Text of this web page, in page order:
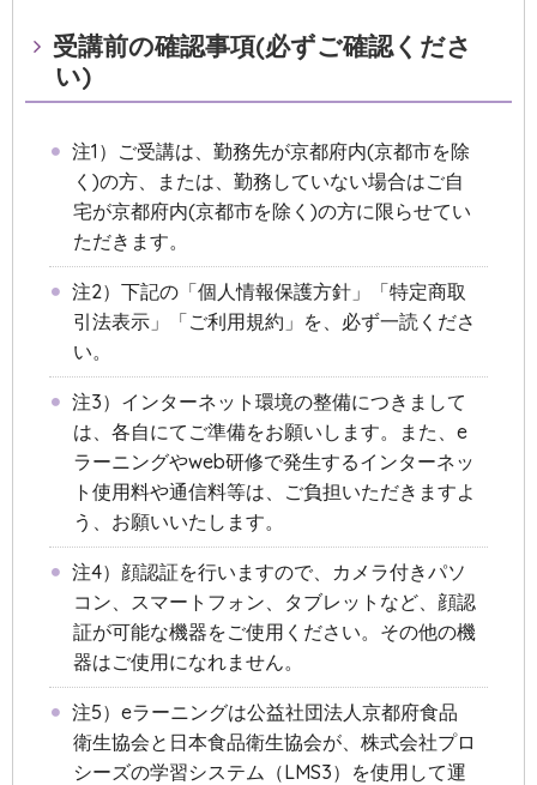
受講前の確認事項(必ずご確認くださ
い)
注1）ご受講は、勤務先が京都府内(京都市を除
く)の方、または、勤務していない場合はご自
宅が京都府内(京都市を除く)の方に限らせてい
ただきます。
注2）下記の「個人情報保護方針」「特定商取
引法表示」「ご利用規約」を、必ず一読くださ
い。
注3）インターネット環境の整備につきまして
は、各自にてご準備をお願いします。また、e
ラーニングやweb研修で発生するインターネッ
ト使用料や通信料等は、ご負担いただきますよ
う、お願いいたします。
注4）顔認証を行いますので、カメラ付きパソ
コン、スマートフォン、タブレットなど、顔認
証が可能な機器をご使用ください。その他の機
器はご使用になれません。
注5）eラーニングは公益社団法人京都府食品
衛生協会と日本食品衛生協会が、株式会社プロ
シーズの学習システム（LMS3）を使用して運